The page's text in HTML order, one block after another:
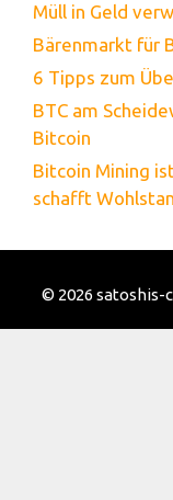
Müll in Geld
Bärenmarkt für
6 Tipps zum
BTC am
Bitcoin
Bitcoin Mining
schafft
© 2026 satoshis-